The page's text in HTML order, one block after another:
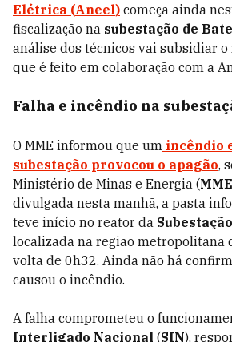
Elétrica (Aneel) começa ainda
fiscalização na subestação de
análise dos técnicos vai subsidiar o
que é feito em colaboração com a
Falha e incêndio na
O MME informou que um incêndio
subestação provocou o apagão,
Ministério de Minas e Energia (MME
divulgada nesta manhã, a pasta
teve início no reator da
localizada na região metropolitana
volta de 0h32. Ainda não há
causou o incêndio.
A falha comprometeu o
Interligado Nacional (SIN),